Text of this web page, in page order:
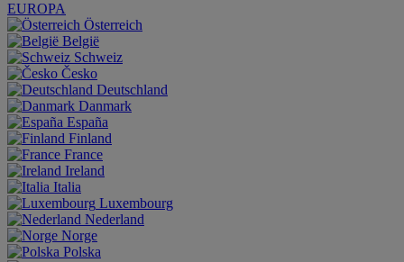
EUROPA
Österreich
België
Schweiz
Česko
Deutschland
Danmark
España
Finland
France
Ireland
Italia
Luxembourg
Nederland
Norge
Polska